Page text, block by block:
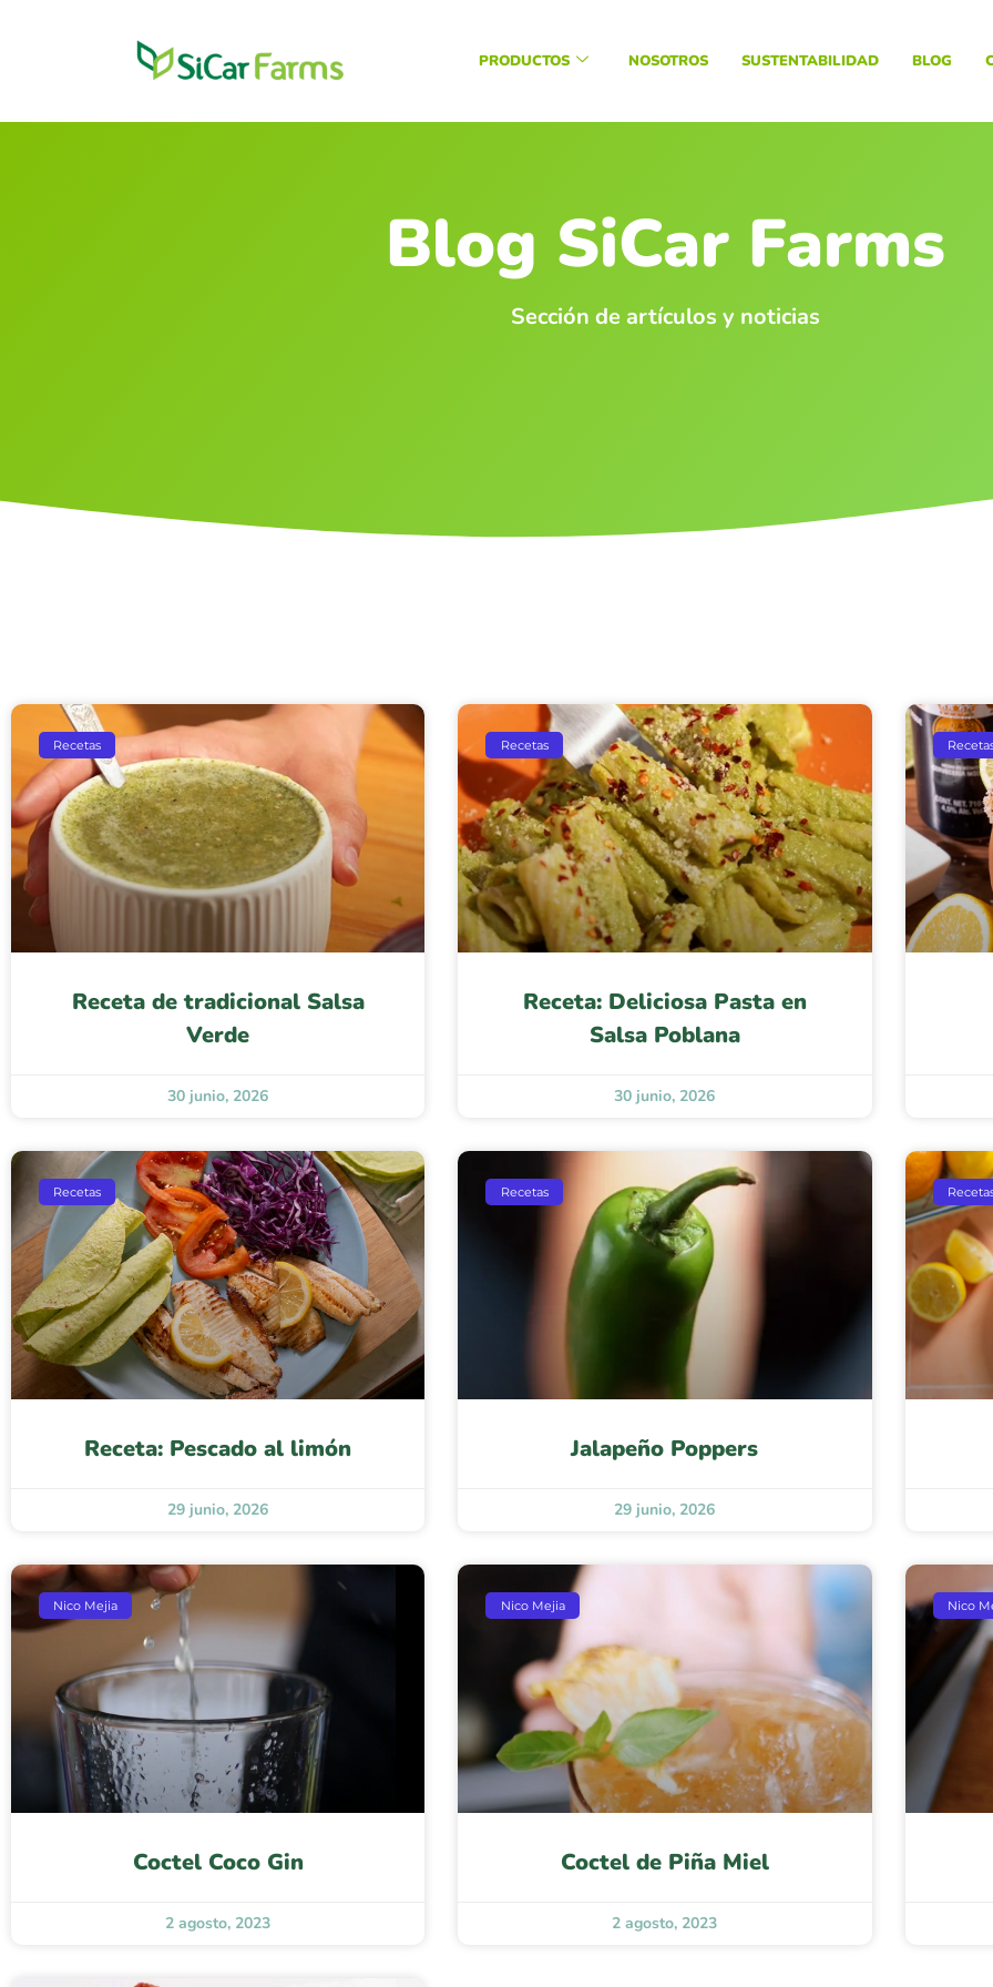
PRODUCTOS NOSOTROS SUSTENTABILIDAD BLOG
Blog SiCar Farms
Sección de artículos y noticias
Recetas
Receta de tradicional Salsa
Verde
30 junio, 2026
Recetas
Receta: Deliciosa Pasta en
Salsa Poblana
30 junio, 2026
Recetas
Receta: Pescado al limón
29 junio, 2026
Recetas
Jalapeño Poppers
29 junio, 2026
Nico Mejia
Coctel Coco Gin
2 agosto, 2023
Nico Mejia
Coctel de Piña Miel
2 agosto, 2023
Nico